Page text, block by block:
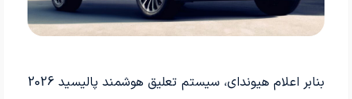
بنابر اعلام هیوندای، سیستم تعلیق هوشمند پالیسید 2026